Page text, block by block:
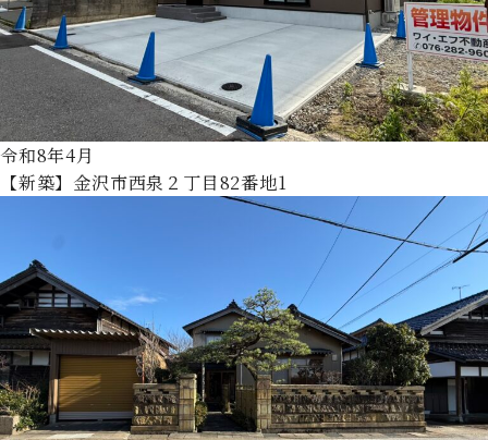
令和8年4月
【新築】金沢市西泉２丁目82番地1